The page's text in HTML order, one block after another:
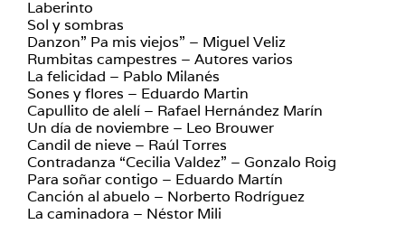
Laberinto
Sol y sombras
Danzon” Pa mis viejos” – Miguel Veliz
Rumbitas campestres – Autores varios
La felicidad – Pablo Milanés
Sones y flores – Eduardo Martin
Capullito de alelí – Rafael Hernández Marín
Un día de noviembre – Leo Brouwer
Candil de nieve – Raúl Torres
Contradanza “Cecilia Valdez” – Gonzalo Roig
Para soñar contigo – Eduardo Martín
Canción al abuelo – Norberto Rodríguez
La caminadora – Néstor Mili